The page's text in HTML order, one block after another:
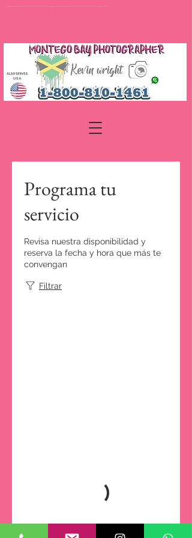
Programa tu
servicio
Revisa nuestra disponibilidad y
reserva la fecha y hora que más te
convengan
Filtrar